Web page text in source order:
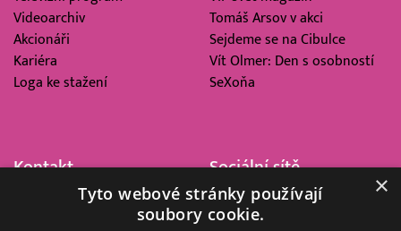
Videoarchiv
Akcionáři
Kariéra
Loga ke stažení
Tomáš Arsov v akci
Sejdeme se na Cibulce
Vít Olmer: Den s osobností
SeXoňa
Kontakt
Barrandov Televizní Studio,
Sociální sítě
×
Tyto webové stránky používají
soubory cookie.